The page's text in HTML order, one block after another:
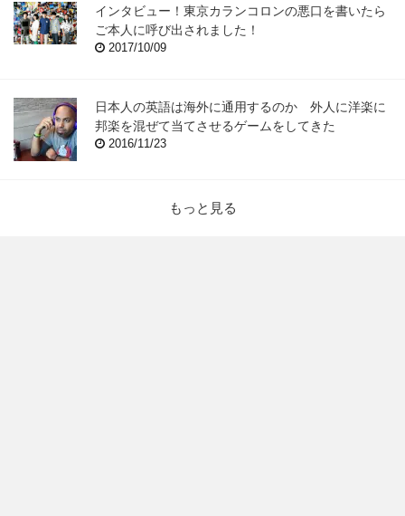
インタビュー！東京カランコロンの悪口を書いたら
ご本人に呼び出されました！
2017/10/09
日本人の英語は海外に通用するのか 外人に洋楽に
邦楽を混ぜて当てさせるゲームをしてきた
2016/11/23
もっと見る